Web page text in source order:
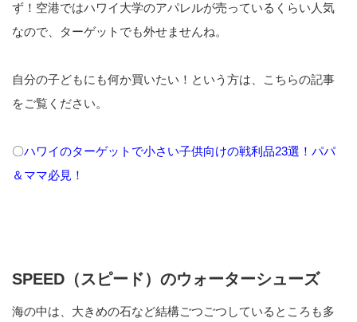
ず！空港ではハワイ大学のアパレルが売っているくらい人気
なので、ターゲットでも外せませんね。
自分の子どもにも何か買いたい！という方は、こちらの記事
をご覧ください。
〇ハワイのターゲットで小さい子供向けの戦利品23選！パパ
＆ママ必見！
SPEED（スピード）のウォーターシューズ
海の中は、大きめの石など結構ごつごつしているところも多